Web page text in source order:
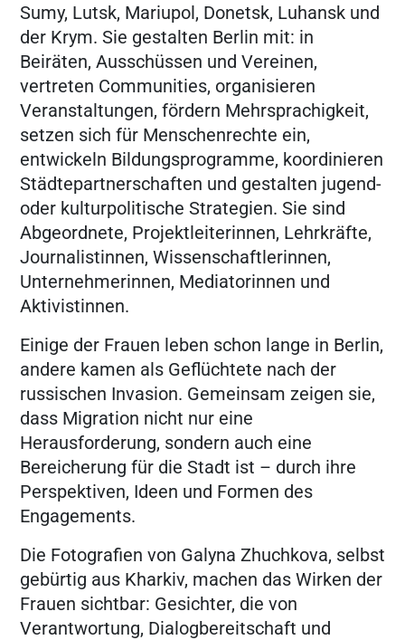
Sumy, Lutsk, Mariupol, Donetsk, Luhansk und
der Krym. Sie gestalten Berlin mit: in
Beiräten, Ausschüssen und Vereinen,
vertreten Communities, organisieren
Veranstaltungen, fördern Mehrsprachigkeit,
setzen sich für Menschenrechte ein,
entwickeln Bildungsprogramme, koordinieren
Städtepartnerschaften und gestalten jugend-
oder kulturpolitische Strategien. Sie sind
Abgeordnete, Projektleiterinnen, Lehrkräfte,
Journalistinnen, Wissenschaftlerinnen,
Unternehmerinnen, Mediatorinnen und
Aktivistinnen.
Einige der Frauen leben schon lange in Berlin,
andere kamen als Geflüchtete nach der
russischen Invasion. Gemeinsam zeigen sie,
dass Migration nicht nur eine
Herausforderung, sondern auch eine
Bereicherung für die Stadt ist – durch ihre
Perspektiven, Ideen und Formen des
Engagements.
Die Fotografien von Galyna Zhuchkova, selbst
gebürtig aus Kharkiv, machen das Wirken der
Frauen sichtbar: Gesichter, die von
Verantwortung, Dialogbereitschaft und